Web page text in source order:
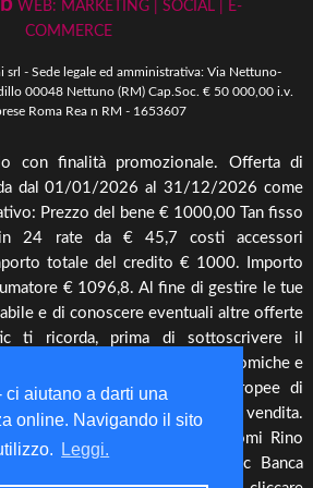
ci aiutano a darti una
online. Navigando il sito
Leggi.
solari & Bollitori
WEB: MARKETING | SOCIAL | E-
COMMERCE
srl - Sede legale ed amministrativa: Via Nettuno-
00048 Nettuno (RM) Cap.Soc. € 50 000,00 i.v.
Roma Rea n RM - 1653607
con finalità promozionale. Offerta di
dal 01/01/2026 al 31/12/2026 come
Prezzo del bene € 1000,00 Tan fisso
in 24 rate da € 45,7 costi accessori
totale del credito € 1000. Importo
€ 1096,8. Al fine di gestire le tue
e di conoscere eventuali altre offerte
ti ricorda, prima di sottoscrivere il
di tutte le condizioni economiche e
alle Informazioni Europee di
(IEBCC) presso il punto vendita.
Findomestic Banca S.p.A.. Bonomi Rino
del credito per Findomestic Banca